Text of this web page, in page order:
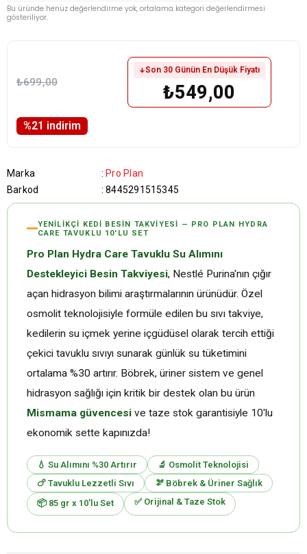
Bu üründe henüz değerlendirme yok, ortalama kategori değerlendirmesi
gösteriliyor.
%21 i̇ndirim
₺699,00
Son 30 Günün En Düşük Fiyatı
₺549,00
Marka : Pro Plan
Barkod
: 8445291515345
YENILIKÇI KEDI BESIN TAKVIYESI — PRO PLAN HYDRA
CARE TAVUKLU 10'LU SET
Pro Plan Hydra Care Tavuklu Su Alımını
Destekleyici Besin Takviyesi, Nestlé Purina'nın çığır
açan hidrasyon bilimi araştırmalarının ürünüdür. Özel
osmolit teknolojisiyle formüle edilen bu sıvı takviye,
kedilerin su içmek yerine içgüdüsel olarak tercih ettiği
çekici tavuklu sıvıyı sunarak günlük su tüketimini
ortalama %30 artırır. Böbrek, üriner sistem ve genel
hidrasyon sağlığı için kritik bir destek olan bu ürün
Mismama güvencesi ve taze stok garantisiyle 10'lu
ekonomik sette kapınızda!
💧 Su Alımını %30 Artırır
🔬 Osmolit Teknolojisi
🍗 Tavuklu Lezzetli Sıvı
🫘 Böbrek & Üriner Sağlık
📦 85 gr x 10'lu Set
✅ Orijinal & Taze Stok